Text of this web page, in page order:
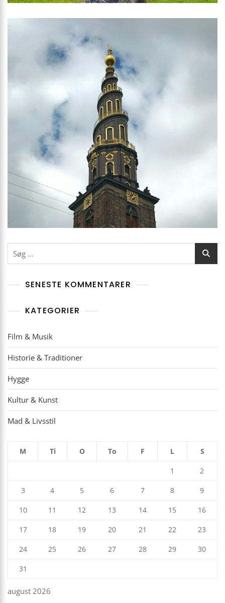
efter:
SENESTE KOMMENTARER
KATEGORIER
Film & Musik
Historie & Traditioner
Hygge
Kultur & Kunst
Mad & Livsstil
august 2026
M Ti O To F L S
1 2
3 4 5 6 7 8 9
10 11 12 13 14 15 16
17 18 19 20 21 22 23
24 25 26 27 28 29 30
31